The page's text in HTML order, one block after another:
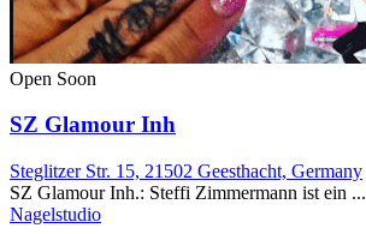
Open Soon
SZ Glamour Inh
Steglitzer Str. 15, 21502 Geesthacht, Germany
SZ Glamour Inh.: Steffi Zimmermann ist ein ...
Nagelstudio